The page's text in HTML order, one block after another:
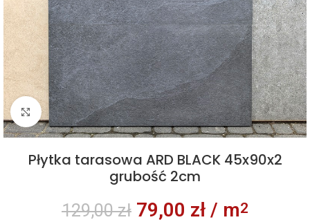
Kliknij aby powiększyć
Płytka tarasowa ARD BLACK 45x90x2
grubość 2cm
129,00zł 79,00 zł / m2